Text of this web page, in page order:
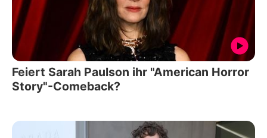
Feiert Sarah Paulson ihr "American Horror
Story"-Comeback?